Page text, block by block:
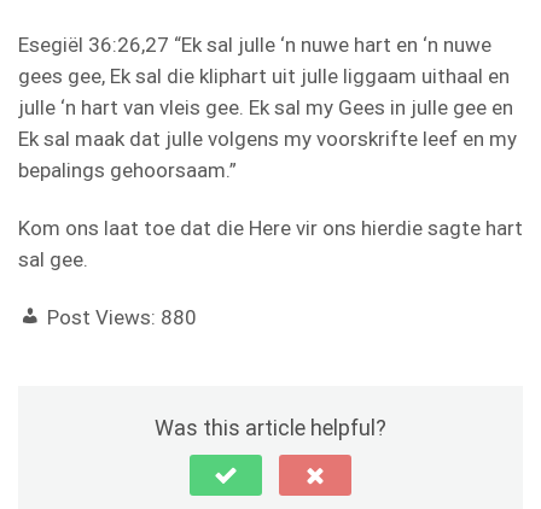
Esegiël 36:26,27 “Ek sal julle ‘n nuwe hart en ‘n nuwe
gees gee, Ek sal die kliphart uit julle liggaam uithaal en
julle ‘n hart van vleis gee. Ek sal my Gees in julle gee en
Ek sal maak dat julle volgens my voorskrifte leef en my
bepalings gehoorsaam.”
Kom ons laat toe dat die Here vir ons hierdie sagte hart
sal gee.
Post Views: 880
Was this article helpful?